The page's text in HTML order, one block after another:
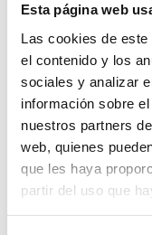
Esta página web
Las cookies de
el contenido y los
sociales y analizar
información sobre
nuestros partners
web, quienes
que les haya
partir del uso que
Además, seguir
probabilidades de
cualificado y